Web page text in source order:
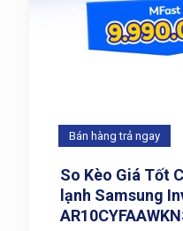
Bán hàng trả ngay
So Kèo Giá Tốt
lạnh Samsung